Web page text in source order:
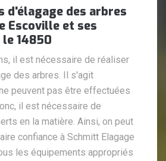
d'élagage des arbres
Escoville et ses
14850
il est nécessaire de réaliser
des arbres. Il s'agit
peuvent pas être effectuées
il est nécessaire de
en la matière. Ainsi, on peut
confiance à Schmitt Elagage
les équipements appropriés